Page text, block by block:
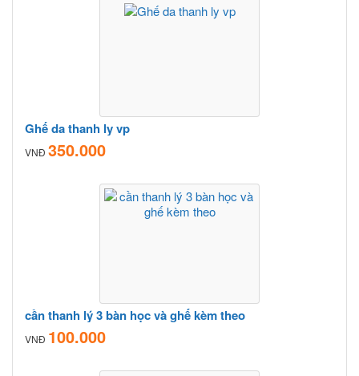
Ghế da thanh ly vp
VNĐ 350.000
cần thanh lý 3 bàn học và ghế kèm theo
VNĐ 100.000